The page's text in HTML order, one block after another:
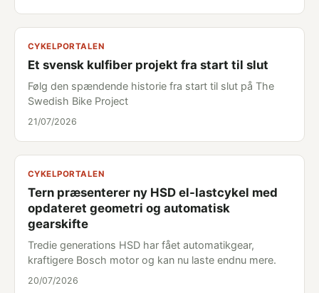
CYKELPORTALEN
Et svensk kulfiber projekt fra start til slut
Følg den spændende historie fra start til slut på The
Swedish Bike Project
21/07/2026
CYKELPORTALEN
Tern præsenterer ny HSD el-lastcykel med
opdateret geometri og automatisk
gearskifte
Tredie generations HSD har fået automatikgear,
kraftigere Bosch motor og kan nu laste endnu mere.
20/07/2026